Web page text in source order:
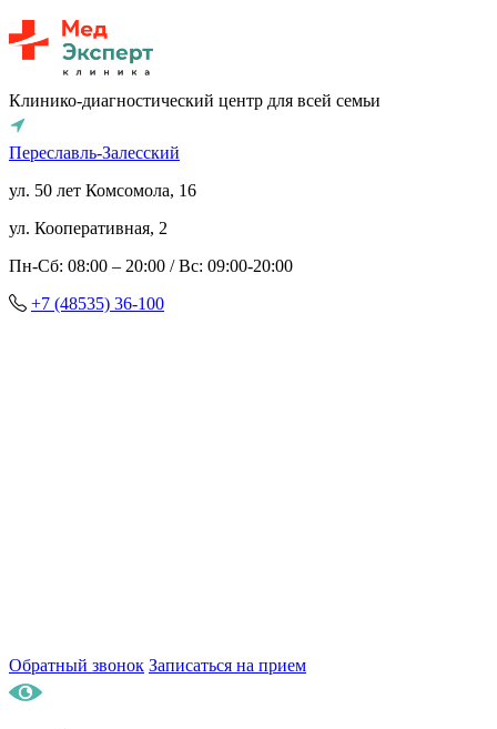
Клинико-диагностический центр для всей семьи
Переславль-Залесский
ул. 50 лет Комсомола, 16
ул. Кооперативная, 2
Пн-Сб: 08:00 – 20:00 / Вс: 09:00-20:00
+7 (48535) 36-100
Обратный звонок Записаться на прием